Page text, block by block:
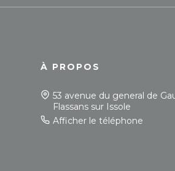
À PROPOS
53 avenue du general de
Flassans sur Issole
Afficher le téléphone